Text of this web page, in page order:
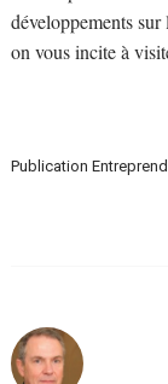
développements
on vous incite à
Publication